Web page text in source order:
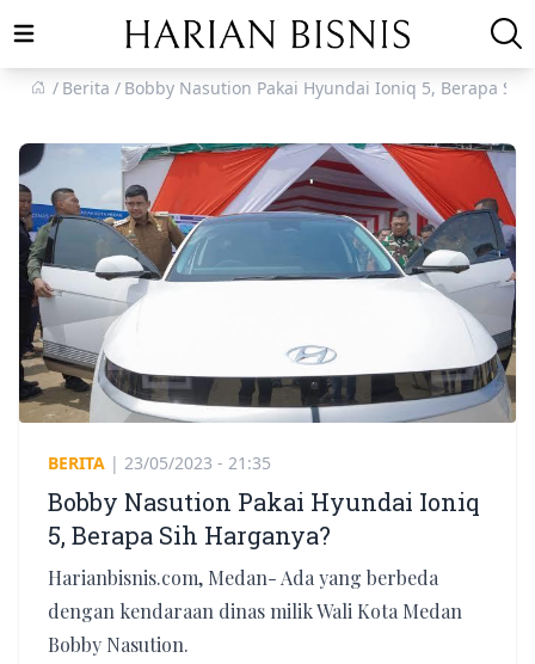
Open main menu
Berita
Bobby Nasution Pakai Hyundai Ioniq 5, Berapa Sih
BERITA | 23/05/2023 - 21:35
Bobby Nasution Pakai Hyundai Ioniq
5, Berapa Sih Harganya?
Harianbisnis.com, Medan- Ada yang berbeda
dengan kendaraan dinas milik Wali Kota Medan
Bobby Nasution.